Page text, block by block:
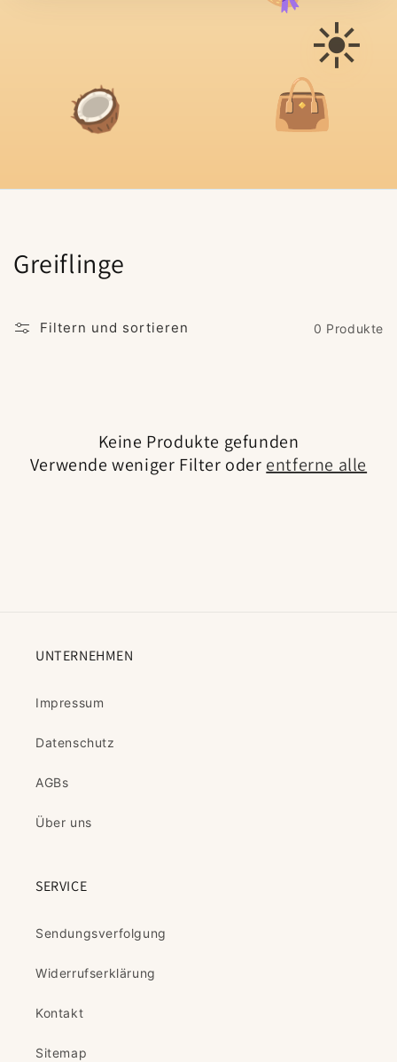
☀️
👜
🥥
K
t
Greiflinge
Filtern und sortieren 0 Produkte
Keine Produkte gefunden
Verwende weniger Filter oder entferne alle
UNTERNEHMEN
Impressum
Datenschutz
AGBs
Über uns
SERVICE
Sendungsverfolgung
Widerrufserklärung
Kontakt
Sitemap